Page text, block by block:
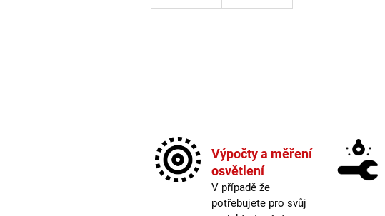
Výpočty a měření
osvětlení
V případě že
potřebujete pro svůj